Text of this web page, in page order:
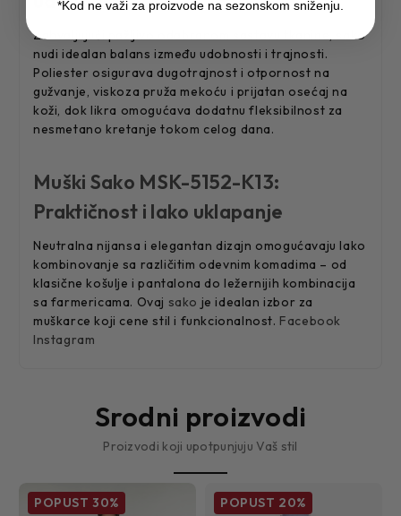
Zahvaljujući pažljivo odabranom sastavu tkanine,
sako
nudi idealan balans između udobnosti i trajnosti.
Poliester osigurava dugotrajnost i otpornost na
gužvanje, viskoza pruža mekoću i prijatan osećaj na
koži, dok likra omogućava dodatnu fleksibilnost za
nesmetano kretanje tokom celog dana.
Muški Sako MSK-5152-K13:
Praktičnost i lako uklapanje
Neutralna nijansa i elegantan dizajn omogućavaju lako
kombinovanje sa različitim odevnim komadima – od
klasične košulje i pantalona do ležernijih kombinacija
sa farmericama. Ovaj sako je idealan izbor za
muškarce koji cene stil i funkcionalnost. Facebook
Instagram
Srodni proizvodi
Proizvodi koji upotpunjuju Vaš stil
POPUST30% POPUST 20%
*Kod ne važi za proizvode na sezonskom sniženju.